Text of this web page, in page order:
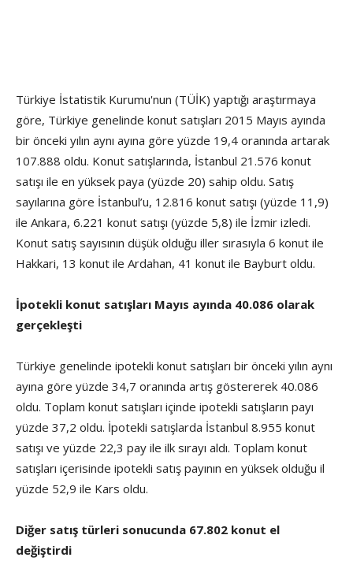
Türkiye İstatistik Kurumu'nun (TÜİK) yaptığı araştırmaya
göre, Türkiye genelinde konut satışları 2015 Mayıs ayında
bir önceki yılın aynı ayına göre yüzde 19,4 oranında artarak
107.888 oldu. Konut satışlarında, İstanbul 21.576 konut
satışı ile en yüksek paya (yüzde 20) sahip oldu. Satış
sayılarına göre İstanbul’u, 12.816 konut satışı (yüzde 11,9)
ile Ankara, 6.221 konut satışı (yüzde 5,8) ile İzmir izledi.
Konut satış sayısının düşük olduğu iller sırasıyla 6 konut ile
Hakkari, 13 konut ile Ardahan, 41 konut ile Bayburt oldu.
İpotekli konut satışları Mayıs ayında 40.086 olarak
gerçekleşti
Türkiye genelinde ipotekli konut satışları bir önceki yılın aynı
ayına göre yüzde 34,7 oranında artış göstererek 40.086
oldu. Toplam konut satışları içinde ipotekli satışların payı
yüzde 37,2 oldu. İpotekli satışlarda İstanbul 8.955 konut
satışı ve yüzde 22,3 pay ile ilk sırayı aldı. Toplam konut
satışları içerisinde ipotekli satış payının en yüksek olduğu il
yüzde 52,9 ile Kars oldu.
Diğer satış türleri sonucunda 67.802 konut el
değiştirdi